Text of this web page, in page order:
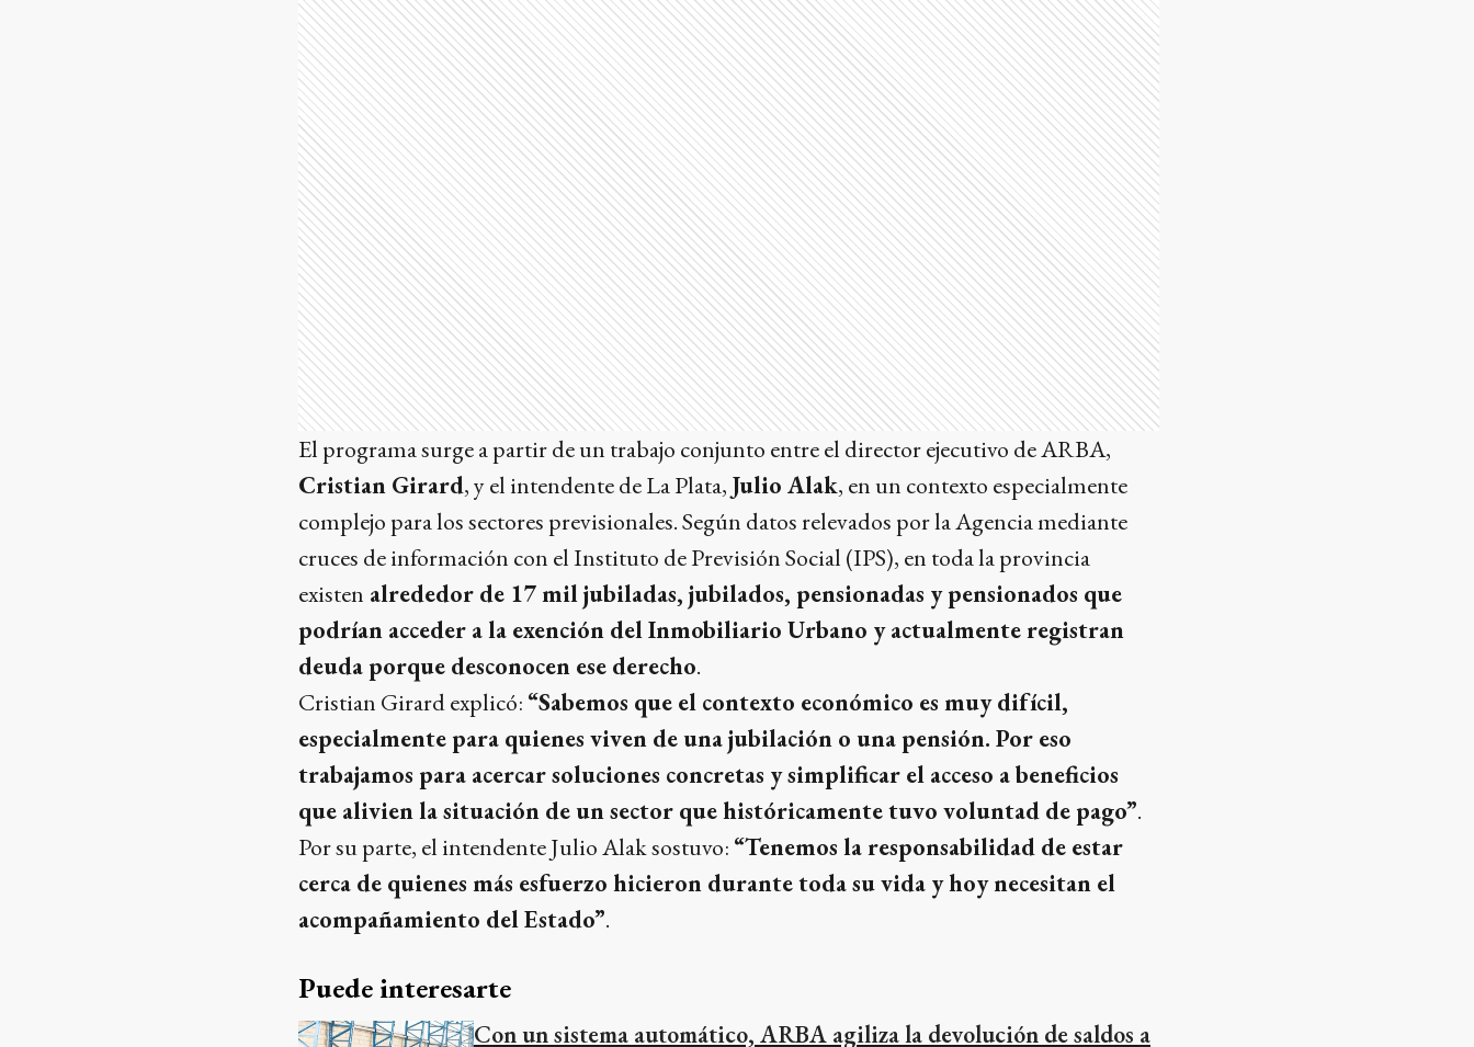
El programa surge a partir de un trabajo conjunto entre el director ejecutivo de ARBA,
Cristian Girard, y el intendente de La Plata, Julio Alak, en un contexto especialmente
complejo para los sectores previsionales. Según datos relevados por la Agencia mediante
cruces de información con el Instituto de Previsión Social (IPS), en toda la provincia
existen alrededor de 17 mil jubiladas, jubilados, pensionadas y pensionados que
podrían acceder a la exención del Inmobiliario Urbano y actualmente registran
deuda porque desconocen ese derecho.
Cristian Girard explicó: “Sabemos que el contexto económico es muy difícil,
especialmente para quienes viven de una jubilación o una pensión. Por eso
trabajamos para acercar soluciones concretas y simplificar el acceso a beneficios
que alivien la situación de un sector que históricamente tuvo voluntad de pago”.
Por su parte, el intendente Julio Alak sostuvo: “Tenemos la responsabilidad de estar
cerca de quienes más esfuerzo hicieron durante toda su vida y hoy necesitan el
acompañamiento del Estado”.
Puede interesarte
Con un sistema automático, ARBA agiliza la devolución de saldos a